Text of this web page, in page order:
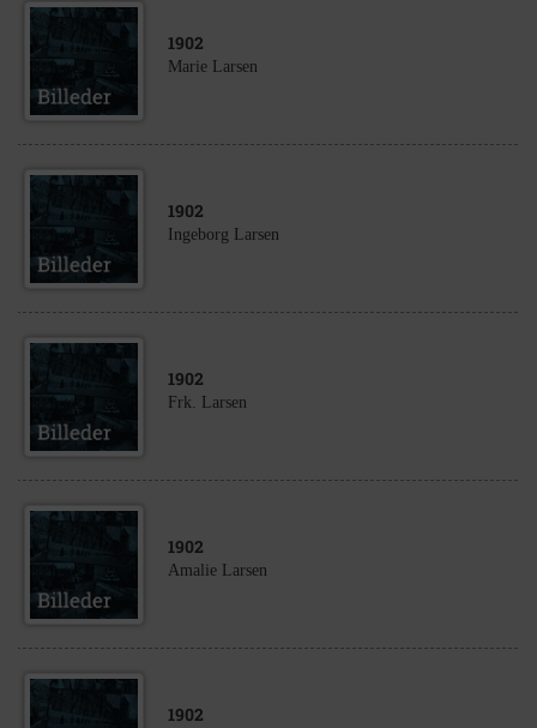
1902
Marie Larsen
1902
Ingeborg Larsen
1902
Frk. Larsen
1902
Amalie Larsen
1902